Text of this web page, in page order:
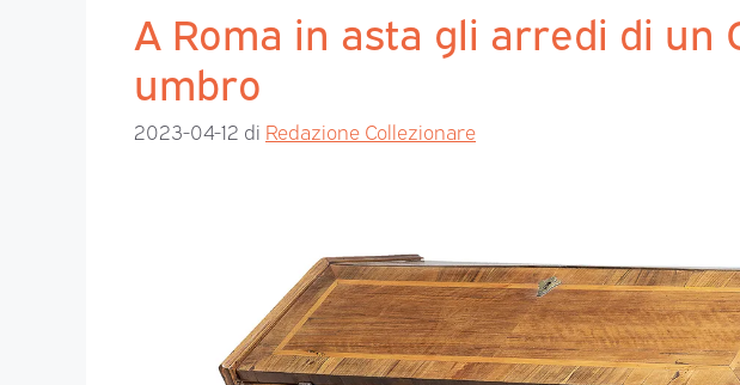
A Roma in asta gli arredi di un
umbro
2023-04-12 di Redazione Collezionare